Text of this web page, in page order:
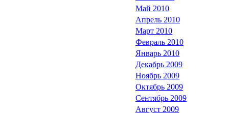
Май 2010
Апрель 2010
Март 2010
Февраль 2010
Январь 2010
Декабрь 2009
Ноябрь 2009
Октябрь 2009
Сентябрь 2009
Август 2009